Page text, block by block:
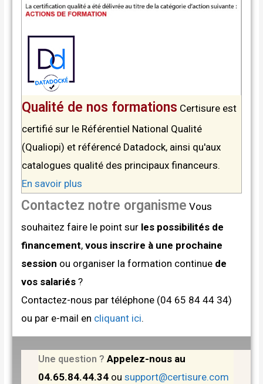
Qualité de nos formations Certisure est
certifié sur le Référentiel National Qualité
(Qualiopi) et référencé Datadock, ainsi qu'aux
catalogues qualité des principaux financeurs.
En savoir plus
Contactez notre organisme Vous
souhaitez faire le point sur les possibilités de
financement,vous inscrire à une prochaine
session ou organiser la formation continue de
vos salariés ?
Contactez-nous par téléphone (04 65 84 44 34)
ou par e-mail en cliquant ici.
Une question ? Appelez-nous au
04.65.84.44.34 ousupport@certisure.com